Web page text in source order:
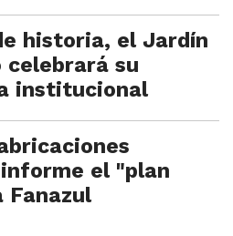
historia, el Jardín
celebrará su
institucional
el "plan
Fanazul